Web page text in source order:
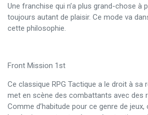
Une franchise qui n’a plus grand-chose à
toujours autant de plaisir. Ce mode va
cette philosophie.
Front Mission 1st
Ce classique RPG Tactique a le droit à sa
met en scène des combattants avec des
Comme d’habitude pour ce genre de